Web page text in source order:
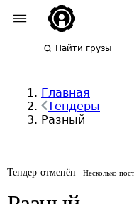
Найти грузы
Главная
Тендеры
Разный
Тендер отменён Несколько